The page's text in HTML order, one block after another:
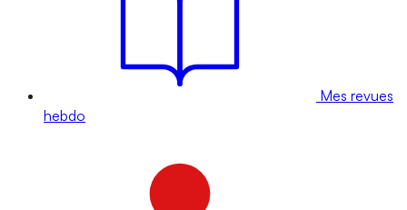
Mes revues
hebdo